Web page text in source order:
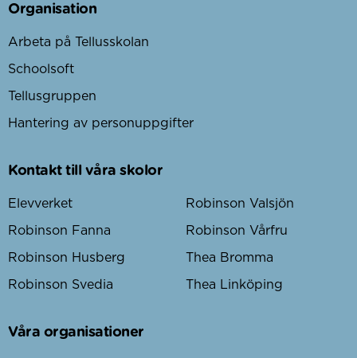
Organisation
Arbeta på Tellusskolan
Schoolsoft
Tellusgruppen
Hantering av personuppgifter
Kontakt till våra skolor
Elevverket
Robinson Fanna
Robinson Husberg
Robinson Svedia
Robinson Valsjön
Robinson Vårfru
Thea Bromma
Thea Linköping
Våra organisationer